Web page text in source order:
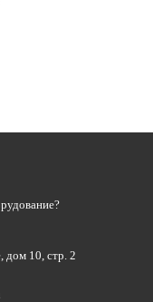
дом 10, стр. 2